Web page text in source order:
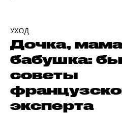
УХОД
Дочка,
бабушка:
советы
эксперта